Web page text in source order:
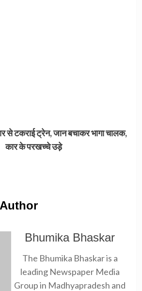
से टकराई ट्रेन, जान बचाकर भागा चालक,
कार के परखच्चे उड़े
Bhumika Bhaskar
The Bhumika Bhaskar is a
leading Newspaper Media
Group in Madhyapradesh and